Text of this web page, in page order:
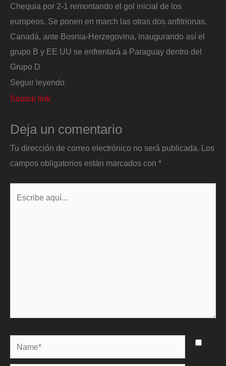
Chequia por 2-1 remontando el gol inicial de los
europeos. Se ponen en march las otras dos anfitrionas,
Canadá, ante Bosnia-Herzegovina, inaugurando así el
grupo B y EE UU se enfrentará a Paraguay dentro del
Grupo D
Seguir leyendo
Source link
Deja un comentario
Tu dirección de correo electrónico no será publicada.
Los
campos obligatorios están marcados con *
Name*